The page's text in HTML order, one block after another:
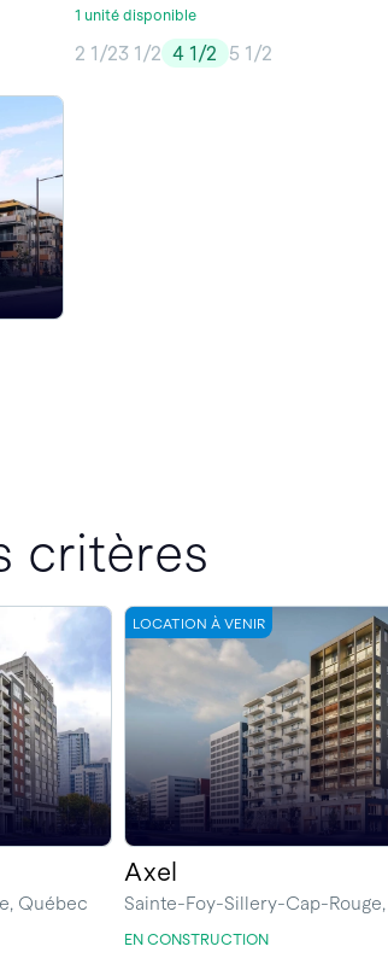
1 unité disponible
2 1/23 1/2 4 1/2 5 1/2
critères
Québec
LOCATION À VENIR
Axel
Sainte-Foy-Sillery-Cap-
EN CONSTRUCTION